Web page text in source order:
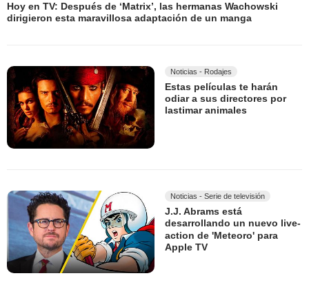
Hoy en TV: Después de ‘Matrix’, las hermanas Wachowski
dirigieron esta maravillosa adaptación de un manga
Noticias - Rodajes
Estas películas te harán
odiar a sus directores por
lastimar animales
Noticias - Serie de televisión
J.J. Abrams está
desarrollando un nuevo live-
action de 'Meteoro' para
Apple TV